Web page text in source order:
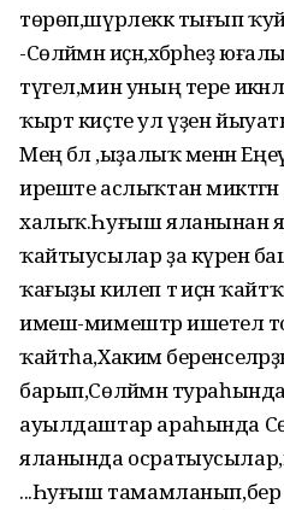
төрөп,шүрлеккә тығып
-Сөләймән иҫән,хәбәрһеҙ
түгел,мин уның тере
ҡырт киҫте ул үҙен
Мең бәлә ,ыҙалыҡ менән
иреште аслыҡтан
халыҡ.Һуғыш яланынан
ҡайтыусылар ҙа күренә
ҡағыҙы килеп тә иҫән
имеш-мимештәр ишетелә
ҡайтһа,Хакимә
барып,Сөләймән
ауылдаштар араһында
яланында
...Һуғыш тамамланып,бер